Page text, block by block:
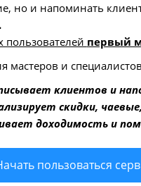
но и напоминать
первый
мастеров и
клиентов и
скидки,
доходимость и
пользоваться